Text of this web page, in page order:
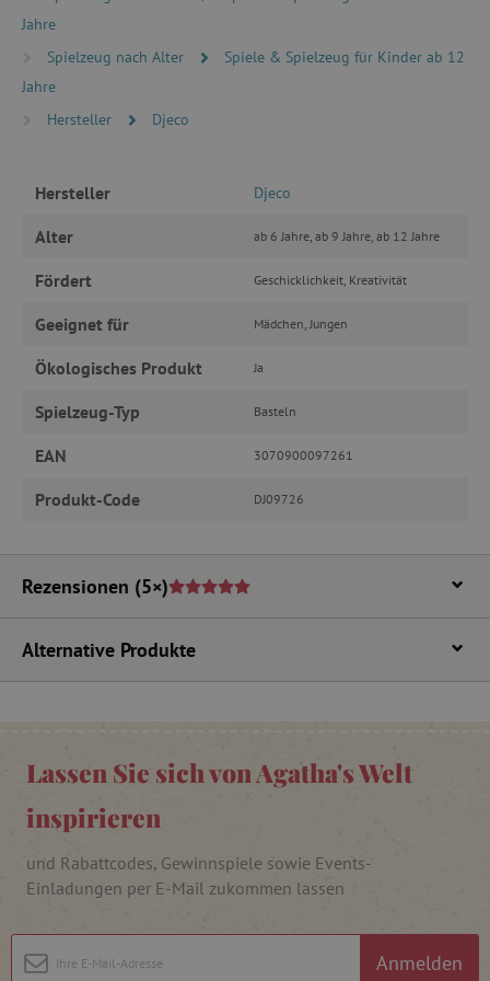
Jahre
Spielzeug nach Alter
Spiele & Spielzeug für Kinder ab 12
Jahre
Hersteller
Djeco
Hersteller Djeco
Alter ab 6 Jahre, ab 9 Jahre, ab 12 Jahre
Fördert Geschicklichkeit, Kreativität
Geeignet für Mädchen, Jungen
Ökologisches Produkt Ja
Spielzeug-Typ Basteln
EAN 3070900097261
Produkt-Code DJ09726
Rezensionen (5×)
Alternative Produkte
Lassen Sie sich von Agatha's Welt
inspirieren
und Rabattcodes, Gewinnspiele sowie Events-
Einladungen per E-Mail zukommen lassen
Anmelden
Targeting
Funktionalität
Benutzeranmeldung und die Kontoverwaltung.
www.agathaswelt.de
PHP.net
_pinterest_ct_ua
cjConsent .agathaswelt.de
_lb
_lb_ccc